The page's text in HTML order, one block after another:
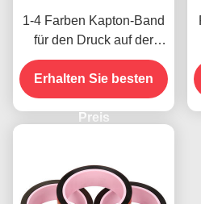
1-4 Farben Kapton-Band
für den Druck auf der
Vorderseite
Erhalten Sie besten
Preis